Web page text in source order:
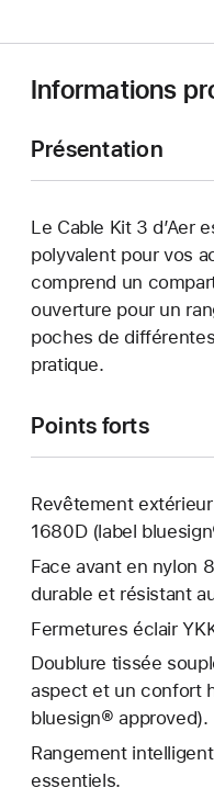
Informations
Présentation
Le Cable Kit 3 d’Aer
polyvalent pour vos
comprend un
ouverture pour un
poches de
pratique.
Points forts
Revêtement
1680D (label
Face avant en nylon
durable et résistant
Fermetures éclair
Doublure tissée
aspect et un confort
bluesign® approved).
Rangement
essentiels.